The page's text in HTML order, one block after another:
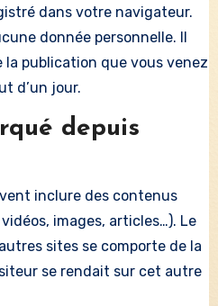
dans votre navigateur.
donnée personnelle. Il
la publication que vous venez
d’un jour.
depuis
inclure des contenus
images, articles…). Le
sites se comporte de la
se rendait sur cet autre